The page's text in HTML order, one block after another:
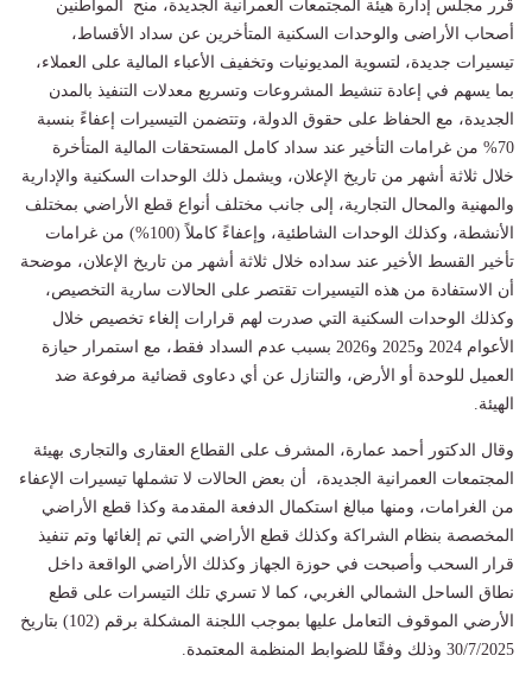
قرر مجلس إدارة هيئة المجتمعات العمرانية الجديدة، منح المواطنين
أصحاب الأراضى والوحدات السكنية
المتأخرين عن سداد الأقساط،
تيسيرات جديدة، لتسوية المديونيات وتخفيف الأعباء المالية على العملاء،
بما يسهم في إعادة تنشيط المشروعات وتسريع معدلات التنفيذ بالمدن
الجديدة، مع الحفاظ على حقوق الدولة، وتتضمن التيسيرات إعفاءً بنسبة
70% من غرامات التأخير عند سداد كامل المستحقات المالية المتأخرة
خلال ثلاثة أشهر من تاريخ الإعلان، ويشمل ذلك الوحدات السكنية والإدارية
والمهنية والمحال التجارية، إلى جانب مختلف أنواع قطع الأراضي بمختلف
الأنشطة، وكذلك الوحدات الشاطئية، وإعفاءً كاملاً (100%) من غرامات
تأخير القسط الأخير عند سداده خلال ثلاثة أشهر من تاريخ الإعلان، موضحة
أن الاستفادة من هذه التيسيرات تقتصر على الحالات سارية التخصيص،
وكذلك الوحدات السكنية التي صدرت لهم قرارات إلغاء تخصيص خلال
الأعوام 2024 و2025 و2026 بسبب عدم السداد فقط، مع استمرار حيازة
العميل للوحدة أو الأرض، والتنازل عن أي دعاوى قضائية مرفوعة ضد
الهيئة.
وقال الدكتور أحمد عمارة، المشرف على القطاع العقارى والتجارى بهيئة
المجتمعات العمرانية الجديدة، أن بعض الحالات لا تشملها تيسيرات الإعفاء
من الغرامات، ومنها مبالغ استكمال الدفعة المقدمة وكذا قطع الأراضي
المخصصة بنظام الشراكة وكذلك قطع الأراضي التي تم إلغائها وتم تنفيذ
قرار السحب وأصبحت في حوزة الجهاز وكذلك الأراضي الواقعة داخل
نطاق الساحل الشمالي الغربي، كما لا تسري تلك التيسرات على قطع
الأرضي الموقوف التعامل عليها بموجب اللجنة المشكلة برقم (102) بتاريخ
30/7/2025 وذلك وفقًا للضوابط المنظمة المعتمدة.